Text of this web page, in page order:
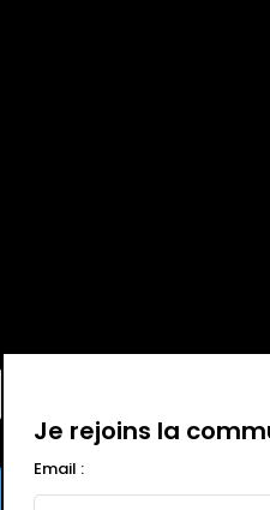
Je rejoins la
Email :